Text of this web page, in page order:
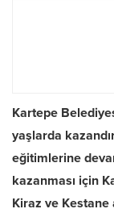
Kartepe
yaşlarda
eğitimlerine
kazanması için
Kiraz ve